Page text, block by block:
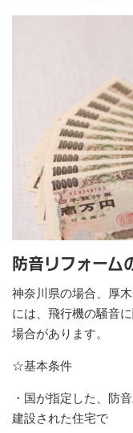
防音リフォーム
神奈川県の場合、厚
には、飛行機の騒音
場合があります。
☆基本条件
・国が指定した、防
建設された住宅で